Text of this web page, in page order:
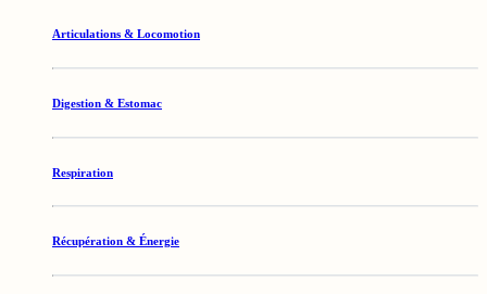
Articulations & Locomotion
Digestion & Estomac
Respiration
Récupération & Énergie